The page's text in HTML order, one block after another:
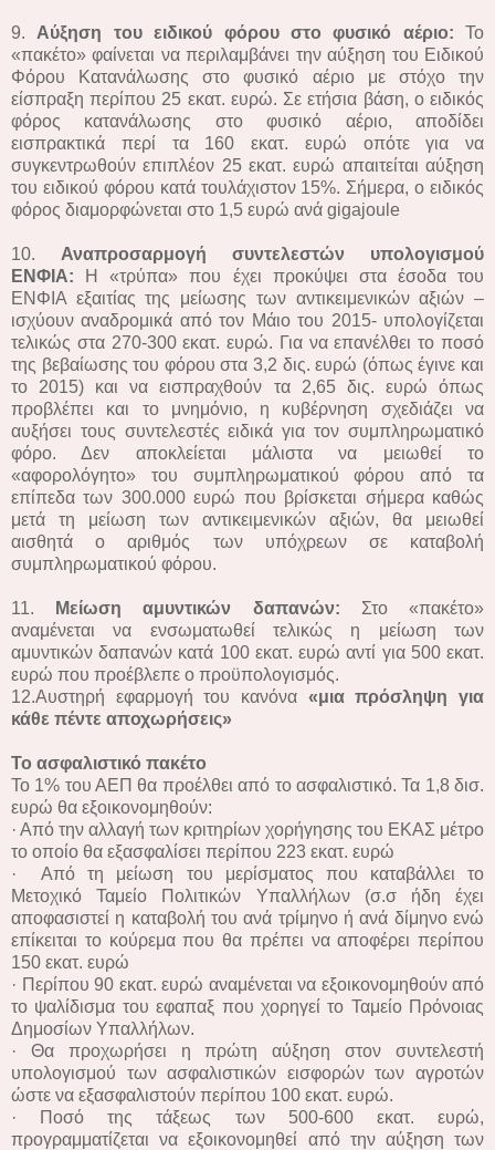
9. Αύξηση του ειδικού φόρου στο φυσικό αέριο: Το
«πακέτο» φαίνεται να περιλαμβάνει την αύξηση του Ειδικού
Φόρου Κατανάλωσης στο φυσικό αέριο με στόχο την
είσπραξη περίπου 25 εκατ. ευρώ. Σε ετήσια βάση, ο ειδικός
φόρος κατανάλωσης στο φυσικό αέριο, αποδίδει
εισπρακτικά περί τα 160 εκατ. ευρώ οπότε για να
συγκεντρωθούν επιπλέον 25 εκατ. ευρώ απαιτείται αύξηση
του ειδικού φόρου κατά τουλάχιστον 15%. Σήμερα, ο ειδικός
φόρος διαμορφώνεται στο 1,5 ευρώ ανά gigajoule
10. Αναπροσαρμογή συντελεστών υπολογισμού
ΕΝΦΙΑ:
Η «τρύπα» που έχει προκύψει στα έσοδα του
ΕΝΦΙΑ εξαιτίας της μείωσης των αντικειμενικών αξιών –
ισχύουν αναδρομικά από τον Μάιο του 2015- υπολογίζεται
τελικώς στα 270-300 εκατ. ευρώ. Για να επανέλθει το ποσό
της βεβαίωσης του φόρου στα 3,2 δις. ευρώ (όπως έγινε και
το 2015) και να εισπραχθούν τα 2,65 δις. ευρώ όπως
προβλέπει και το μνημόνιο, η κυβέρνηση σχεδιάζει να
αυξήσει τους συντελεστές ειδικά για τον συμπληρωματικό
φόρο. Δεν αποκλείεται μάλιστα να μειωθεί το
«αφορολόγητο» του συμπληρωματικού φόρου από τα
επίπεδα των 300.000 ευρώ που βρίσκεται σήμερα καθώς
μετά τη μείωση των αντικειμενικών αξιών, θα μειωθεί
αισθητά ο αριθμός των υπόχρεων σε καταβολή
συμπληρωματικού φόρου.
11. Μείωση αμυντικών δαπανών: Στο «πακέτο»
αναμένεται να ενσωματωθεί τελικώς η μείωση των
αμυντικών δαπανών κατά 100 εκατ. ευρώ αντί για 500 εκατ.
ευρώ που προέβλεπε ο προϋπολογισμός.
12.Αυστηρή εφαρμογή του κανόνα «μια πρόσληψη για
κάθε πέντε αποχωρήσεις»
Το ασφαλιστικό πακέτο
Το 1% του ΑΕΠ θα προέλθει από το ασφαλιστικό. Τα 1,8 δισ.
ευρώ θα εξοικονομηθούν:
· Από την αλλαγή των κριτηρίων χορήγησης του ΕΚΑΣ μέτρο
το οποίο θα εξασφαλίσει περίπου 223 εκατ. ευρώ
· Από τη μείωση του μερίσματος που καταβάλλει το
Μετοχικό Ταμείο Πολιτικών Υπαλλήλων (σ.σ ήδη έχει
αποφασιστεί η καταβολή του ανά τρίμηνο ή ανά δίμηνο ενώ
επίκειται το κούρεμα που θα πρέπει να αποφέρει περίπου
150 εκατ. ευρώ
· Περίπου 90 εκατ. ευρώ αναμένεται να εξοικονομηθούν από
το ψαλίδισμα του εφαπαξ που χορηγεί το Ταμείο Πρόνοιας
Δημοσίων Υπαλλήλων.
· Θα προχωρήσει η πρώτη αύξηση στον συντελεστή
υπολογισμού των ασφαλιστικών εισφορών των αγροτών
ώστε να εξασφαλιστούν περίπου 100 εκατ. ευρώ.
· Ποσό της τάξεως των 500-600 εκατ. ευρώ,
προγραμματίζεται να εξοικονομηθεί από την αύξηση των